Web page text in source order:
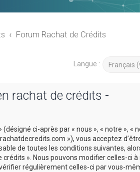
Forum Rachat de Crédits
Langue :
rachat de crédits -
ci-après par « nous », « notre », «
»), vous acceptez
de toutes les conditions suivantes,
». Nous pouvons modifier celles-ci à
régulièrement celles-ci par vous-